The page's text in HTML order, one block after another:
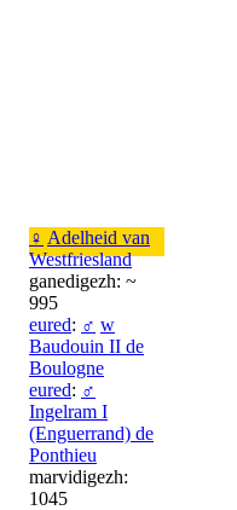
♀ Adelheid van
Westfriesland
ganedigezh: ~
995
eured: ♂ w
Baudouin II de
Boulogne
eured: ♂
Ingelram I
(Enguerrand) de
Ponthieu
marvidigezh:
1045